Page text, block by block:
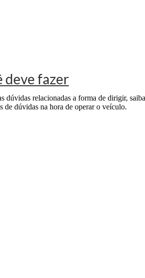
deve fazer
dúvidas relacionadas a forma de dirigir,
de dúvidas na hora de operar o veículo.